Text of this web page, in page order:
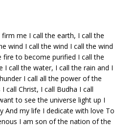
me I call the earth, I call the
wind I call the wind I call the wind
to become purified I call the
I call the water, I call the rain and I
I call all the power of the
call Christ, I call Budha I call
to see the universe light up I
my life I dedicate with love To
I am son of the nation of the